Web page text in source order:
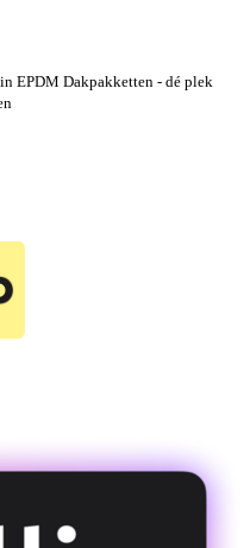
EPDM Dakpakketten - dé plek